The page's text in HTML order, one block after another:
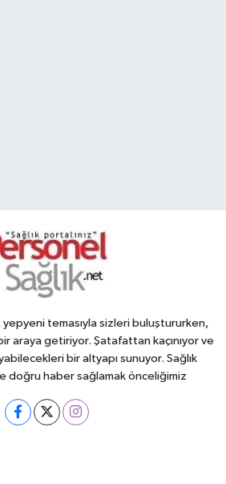
temasıyla sizleri buluştururken,
araya getiriyor. Şatafattan kaçınıyor ve
bir altyapı sunuyor. Sağlık
doğru haber sağlamak önceliğimiz